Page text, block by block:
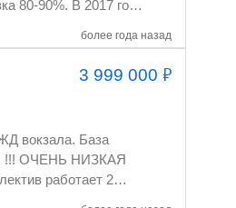
более года назад
3 999 000₽